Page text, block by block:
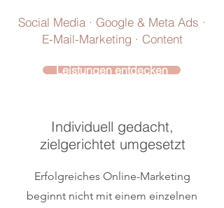
Social Media · Google & Meta Ads ·
E-Mail-Marketing · Content
Leistungen entdecken
Individuell gedacht,
zielgerichtet umgesetzt
Erfolgreiches Online-Marketing
beginnt nicht mit einem einzelnen